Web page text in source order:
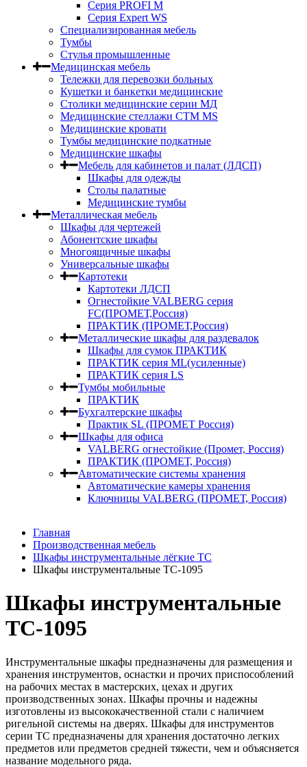
Серия PROFI M
Серия Expert WS
Специализированная мебель
Тумбы
Стулья промышленные
Медицинская мебель
Тележки для перевозки больных
Кушетки и банкетки медицинские
Столики медицинские серии МД
Медицинские стеллажи СТМ MS
Медицинские кровати
Тумбы медицинские подкатные
Медицинские шкафы
Мебель для кабинетов и палат (ЛДСП)
Шкафы для одежды
Столы палатные
Медицинские тумбы
Металлическая мебель
Шкафы для чертежей
Абонентские шкафы
Многоящичные шкафы
Универсальные шкафы
Картотеки
Картотеки ЛДСП
Огнестойкие VALBERG серия
FC(ПРОМЕТ,Россия)
ПРАКТИК (ПРОМЕТ,Россия)
Металлические шкафы для раздевалок
Шкафы для сумок ПРАКТИК
ПРАКТИК серия ML(усиленные)
ПРАКТИК серия LS
Тумбы мобильные
ПРАКТИК
Бухгалтерские шкафы
Практик SL (ПРОМЕТ Россия)
Шкафы для офиса
VALBERG огнестойкие (Промет, Россия)
ПРАКТИК (ПРОМЕТ, Россия)
Автоматические системы хранения
Автоматические камеры хранения
Ключницы VALBERG (ПРОМЕТ, Россия)
Главная
Производственная мебель
Шкафы инструментальные лёгкие ТС
Шкафы инструментальные TC-1095
Шкафы инструментальные
TC-1095
Инструментальные шкафы предназначены для размещения и
хранения инструментов, оснастки и прочих приспособлений
на рабочих местах в мастерских, цехах и других
производственных зонах. Шкафы прочны и надежны
изготовлены из высококачественной стали с наличием
ригельной системы на дверях. Шкафы для инструментов
серии TC предназначены для хранения достаточно легких
предметов или предметов средней тяжести, чем и объясняется
название модельного ряда.